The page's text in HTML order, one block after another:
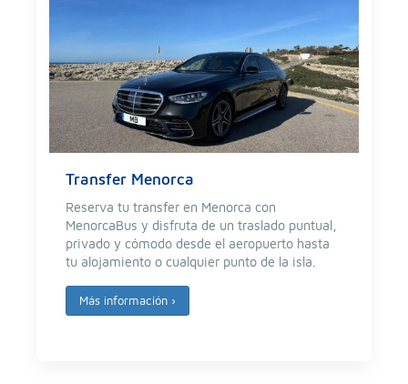
Transfer Menorca
Reserva tu transfer en Menorca con
MenorcaBus y disfruta de un traslado puntual,
privado y cómodo desde el aeropuerto hasta
tu alojamiento o cualquier punto de la isla.
Más información ›